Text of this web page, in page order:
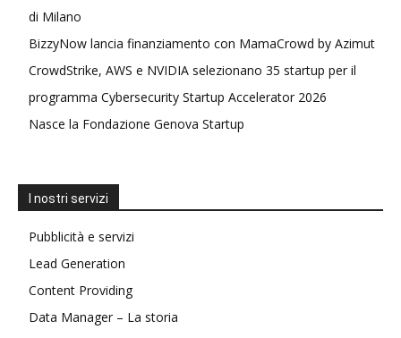
di Milano
BizzyNow lancia finanziamento con MamaCrowd by Azimut
CrowdStrike, AWS e NVIDIA selezionano 35 startup per il
programma Cybersecurity Startup Accelerator 2026
Nasce la Fondazione Genova Startup
I nostri servizi
Pubblicità e servizi
Lead Generation
Content Providing
Data Manager – La storia